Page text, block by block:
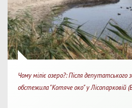
Чому міліє озеро?: Після депутатського
обстежила "Котяче око" у Лісопарковій